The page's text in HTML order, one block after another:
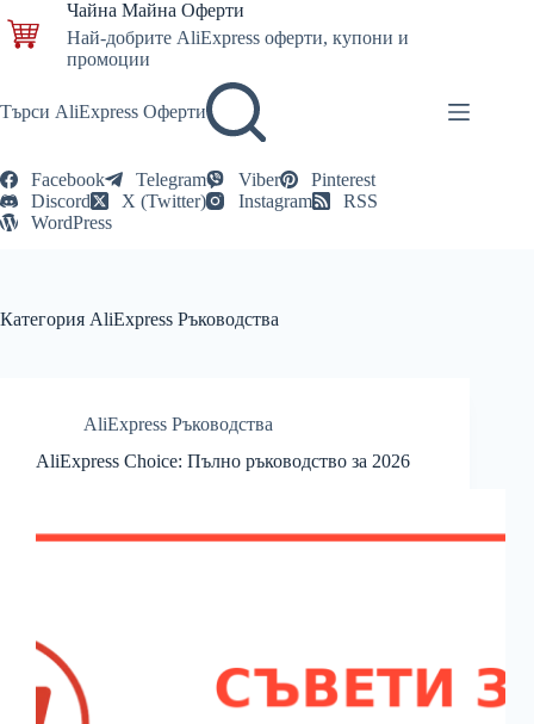
to
content
Чайна Майна Оферти
Най-добрите AliExpress оферти, купони и
промоции
Търси AliExpress Оферти
Facebook Telegram Viber
Pinterest
Discord
X (Twitter) Instagram
RSS
WordPress
Категория AliExpress Ръководства
AliExpress Ръководства
AliExpress Choice: Пълно ръководство за 2026